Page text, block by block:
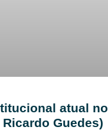
atual no
Guedes)